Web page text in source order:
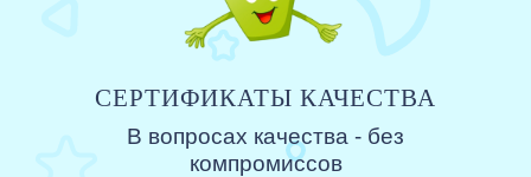
СЕРТИФИКАТЫ КАЧЕСТВА
В вопросах качества - без
компромиссов